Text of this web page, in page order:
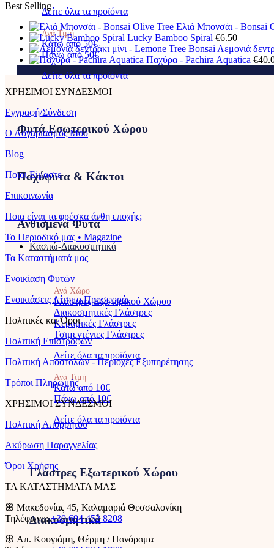
Δείτε όλα τα προϊόντα
Ανά Τιμή
Κάτω από 50€
Πάνω από 50€
Δείτε όλα τα προϊόντα
Φυτά Εσωτερικού Χώρου
Παχύφυτα & Κάκτοι
Ανθισμένα Φυτά
Κασπώ-Διακοσμητικά
Ανά Χώρο
Γλάστρες Εξωτερικού Χώρου
Διακοσμητικές Γλάστρες
Κεραμικές Γλάστρες
Τσιμεντένιες Γλάστρες
Δείτε όλα τα προϊόντα
Ανά Τιμή
Κάτω από 10€
Πάνω από 10€
Δείτε όλα τα προϊόντα
Γλάστρες Εξωτερικού Χώρου
Διακοσμητικά
Best Selling
Ελιά Μπονσάι - Bonsai
Lucky Bamboo Spiral €6.50
Λεμονιά
Παχύρα - Pachira Aquatica €
ΧΡΗΣΙΜΟΙ ΣΥΝΔΕΣΜΟΙ
Εγγραφή/Σύνδεση
Ο Λογαριασμός Μου
Blog
Ποιοι Είμαστε
Επικοινωνία
Ποια είναι τα φρέσκα άνθη εποχής;
Το Περιοδικό μας • Magazine
Τα Kαταστήματά μας
Ενοικίαση Φυτών
Ενοικιάσεις Αίτημα Προσφοράς
Πολιτικές και Όροι
Πολιτική Επιστροφών
Πολιτική Αποστολών - Περιοχές Εξυπηρέτησης
Τρόποι Πληρωμής
ΧΡΗΣΙΜΟΙ ΣΥΝΔΕΣΜΟΙ
Πολιτική Απορρήτου
Ακύρωση Παραγγελίας
Όροι Χρήσης
ΤΑ ΚΑΤΑΣΤΗΜΑΤΑ ΜΑΣ
ꕥ Μακεδονίας 45, Καλαμαριά Θεσσαλονίκη
Τηλέφωνο:+30 694 452 8208
ꕥ Απ. Κουγιάμη, Θέρμη / Πανόραμα